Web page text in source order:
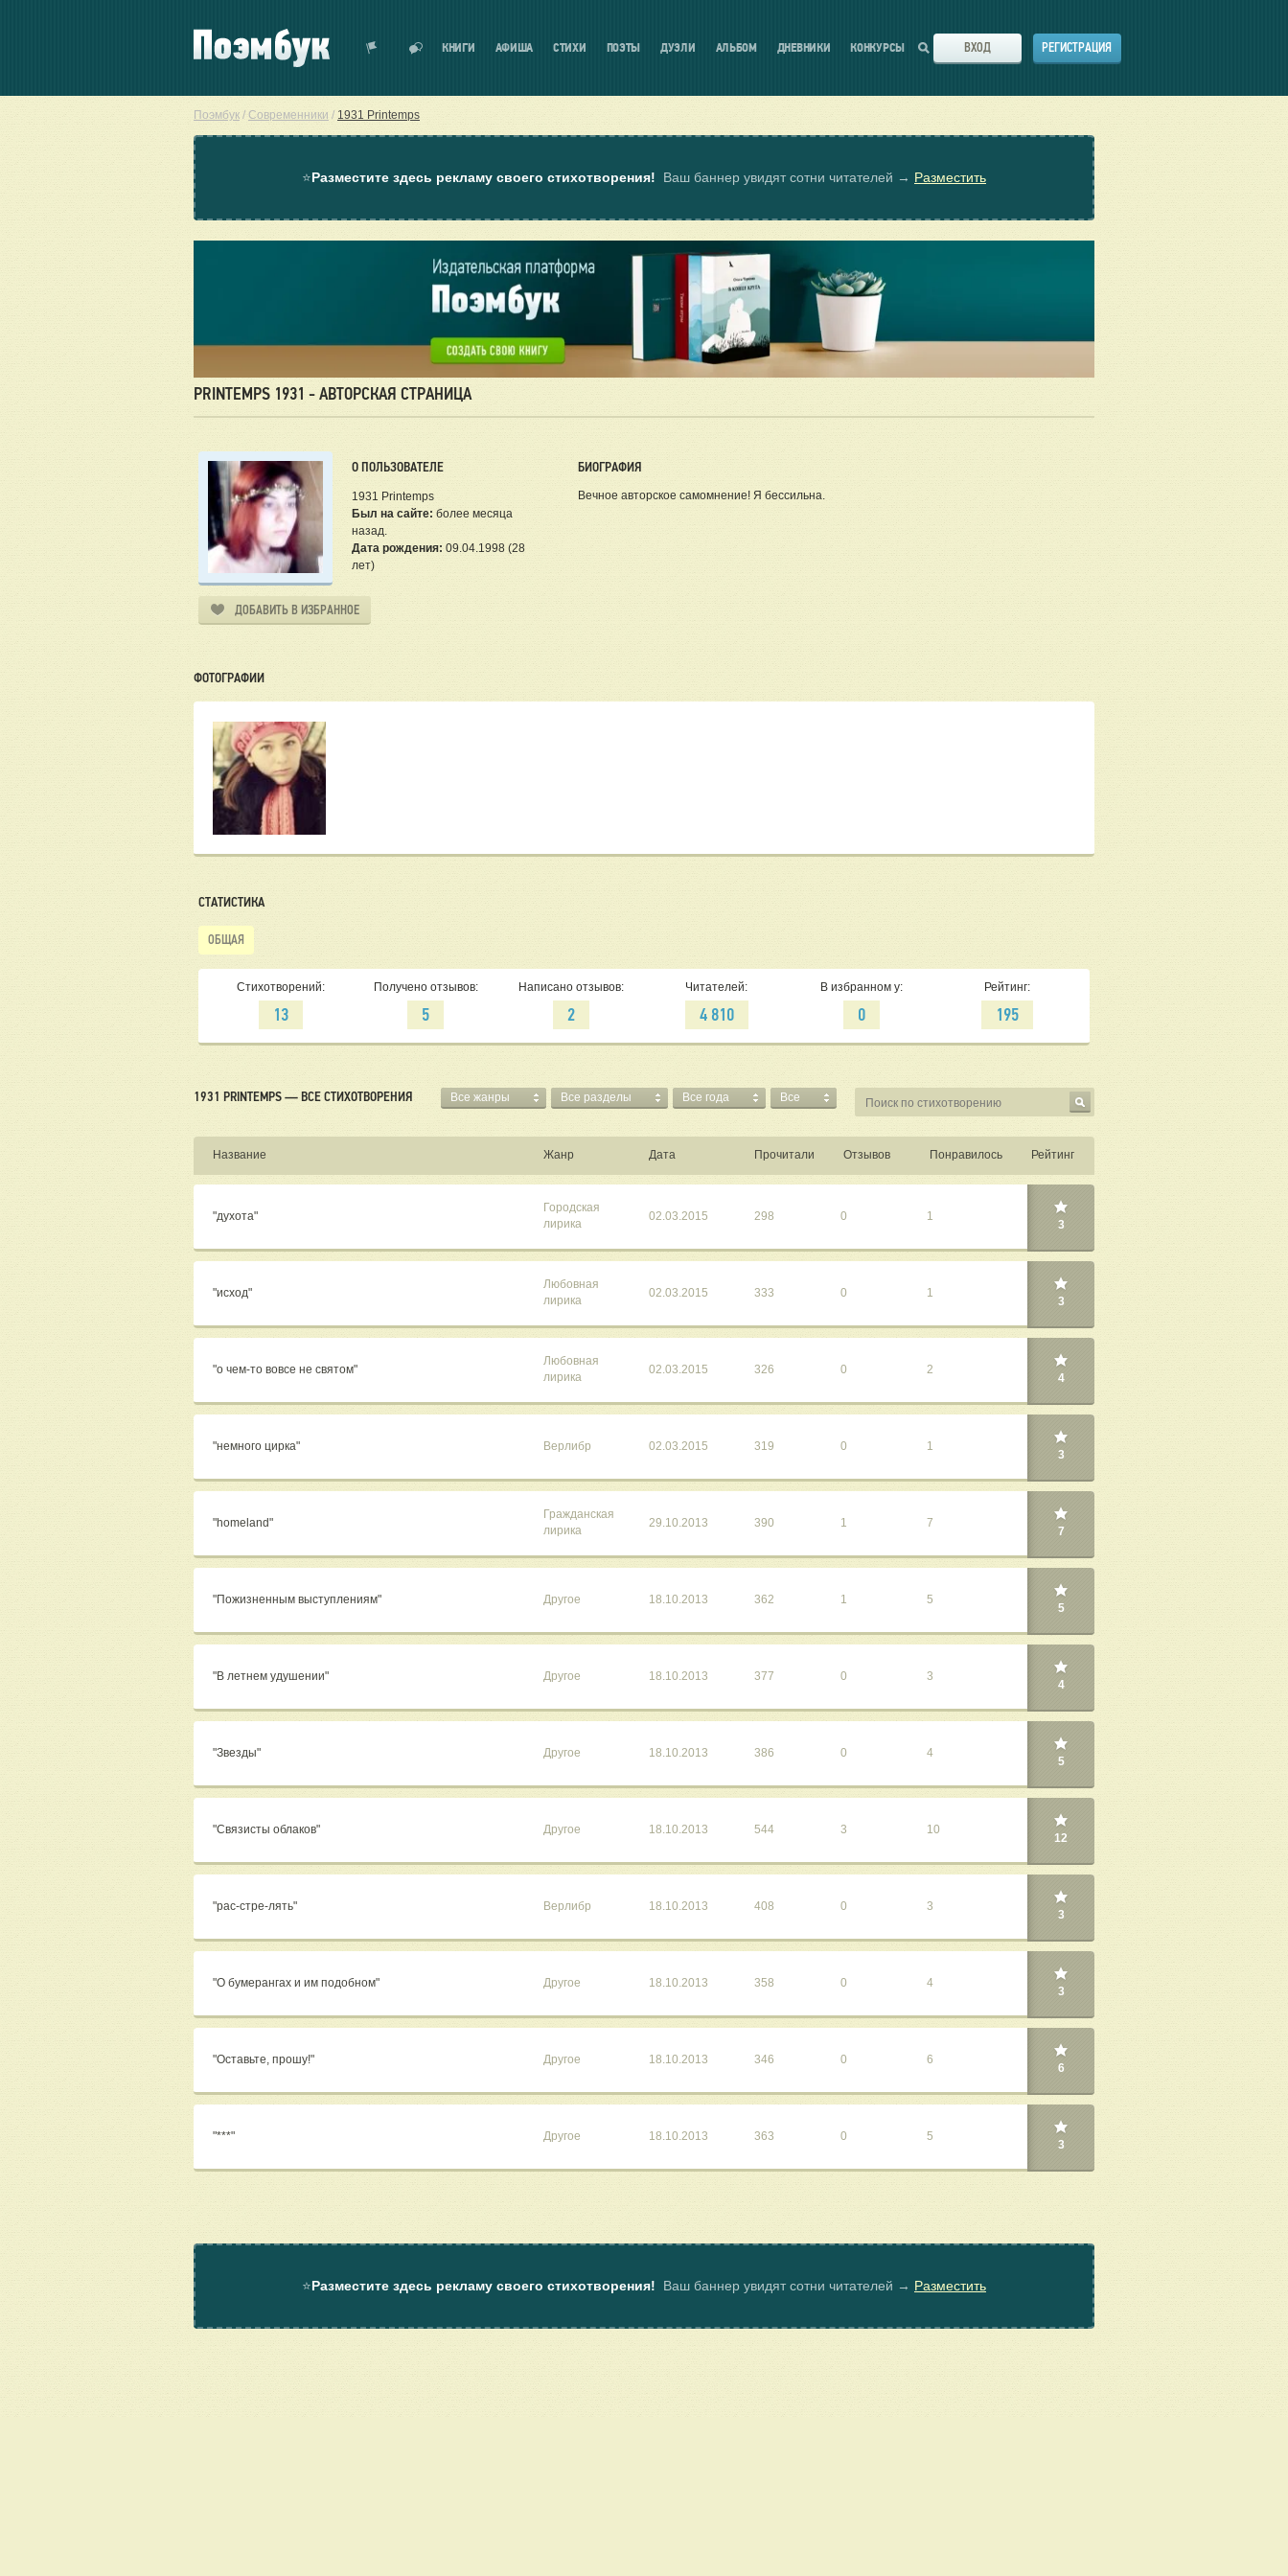
КНИГИ АФИША СТИХИ ПОЭТЫ ДУЭЛИ АЛЬБОМ ДНЕВНИКИ КОНКУРСЫ ВХОД РЕГИСТРАЦИЯ
Поэмбук / Современники / 1931 Printemps
⭐Разместите здесь рекламу своего стихотворения! Ваш баннер увидят сотни читателей → Разместить
PRINTEMPS 1931 - АВТОРСКАЯ СТРАНИЦА
О ПОЛЬЗОВАТЕЛЕ
1931 Printemps
Был на сайте: более месяца
назад.
Дата рождения: 09.04.1998 (28
лет)
ДОБАВИТЬ В ИЗБРАННОЕ
БИОГРАФИЯ
Вечное авторское самомнение! Я бессильна.
ФОТОГРАФИИ
СТАТИСТИКА
ОБЩАЯ
Стихотворений:
13
Получено отзывов:
5
Написано отзывов:
2
Читателей:
4 810
В избранном у:
0
Рейтинг:
195
1931 PRINTEMPS — ВСЕ СТИХОТВОРЕНИЯ Все жанры Все разделы Все года Все
Название Жанр Дата Прочитали Отзывов Понравилось Рейтинг
"духота"
Городская
лирика
02.03.2015 298 0 1
3
"исход"
Любовная
лирика
02.03.2015 333 0 1
3
"о чем-то вовсе не святом"
Любовная
лирика
02.03.2015 326 0 2
4
"немного цирка" Верлибр 02.03.2015 319 0 1
3
"homeland"
Гражданская
лирика
29.10.2013 390 1 7
7
"Пожизненным выступлениям" Другое 18.10.2013 362 1 5
5
"В летнем удушении" Другое 18.10.2013 377 0 3
4
"Звезды" Другое 18.10.2013 386 0 4
5
"Связисты облаков" Другое 18.10.2013 544 3 10
12
"рас-стре-лять" Верлибр 18.10.2013 408 0 3
3
"О бумерангах и им подобном" Другое 18.10.2013 358 0 4
3
"Оставьте, прошу!" Другое 18.10.2013 346 0 6
6
"***" Другое 18.10.2013 363 0 5
3
⭐Разместите здесь рекламу своего стихотворения! Ваш баннер увидят сотни читателей → Разместить